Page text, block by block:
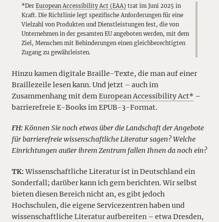
*Der European Accessibility Act (EAA) trat im Juni 2025 in
Kraft. Die Richtlinie legt spezifische Anforderungen für eine
Vielzahl von Produkten und Dienstleistungen fest, die von
Unternehmen in der gesamten EU angeboten werden, mit dem
Ziel, Menschen mit Behinderungen einen gleichberechtigten
Zugang zu gewährleisten.
Hinzu kamen digitale Braille-Texte, die man auf einer
Braillezeile lesen kann. Und jetzt – auch im
Zusammenhang mit demEuropean Accessibility Act* –
barrierefreie E-Books im EPUB-3-Format.
FH: Können Sie noch etwas über die Landschaft der Angebote
für barrierefreie wissenschaftliche Literatur sagen? Welche
Einrichtungen außer ihrem Zentrum fallen Ihnen da noch ein?
TK:Wissenschaftliche Literatur ist in Deutschland ein
Sonderfall; darüber kann ich gern berichten. Wir selbst
bieten diesen Bereich nicht an, es gibt jedoch
Hochschulen, die eigene Servicezentren haben und
wissenschaftliche Literatur aufbereiten – etwa Dresden,